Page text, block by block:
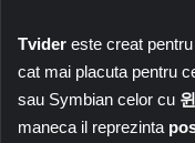
Tvider este creat
cat mai placuta pentru
sau Symbian celor cu
maneca il reprezinta